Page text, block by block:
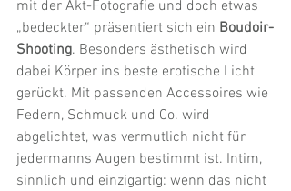
mit der Akt-Fotografie und doch etwas
„bedeckter“ präsentiert sich ein Boudoir-
Shooting. Besonders ästhetisch wird
dabei Körper ins beste erotische Licht
gerückt. Mit passenden Accessoires wie
Federn, Schmuck und Co. wird
abgelichtet, was vermutlich nicht für
jedermanns Augen bestimmt ist. Intim,
sinnlich und einzigartig: wenn das nicht